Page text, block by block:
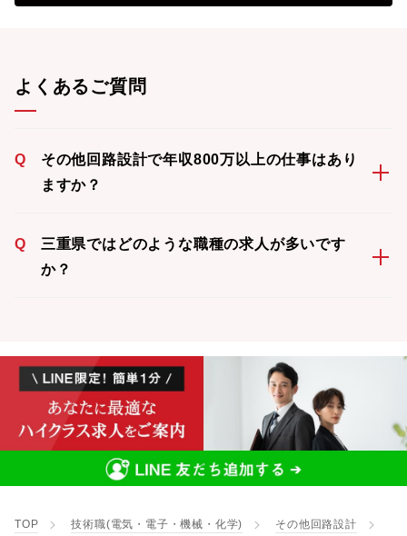
よくあるご質問
Q
その他回路設計で年収800万以上の仕事はあり
ますか？
Q
三重県ではどのような職種の求人が多いです
か？
TOP 技術職(電気・電子・機械・化学) その他回路設計